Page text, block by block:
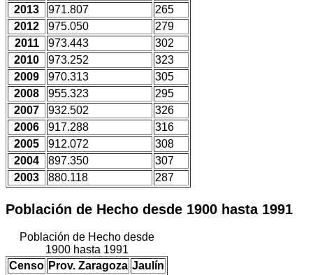
2013
971.807
265
2012
975.050
279
2011
973.443
302
2010
973.252
323
2009
970.313
305
2008
955.323
295
2007
932.502
326
2006
917.288
316
2005
912.072
308
2004
897.350
307
2003
880.118 287
Población de Hecho desde 1900 hasta 1991
Población de Hecho desde
1900 hasta 1991
Censo Prov. Zaragoza Jaulín